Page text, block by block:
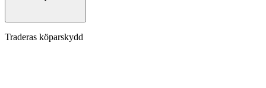
Traderas köparskydd